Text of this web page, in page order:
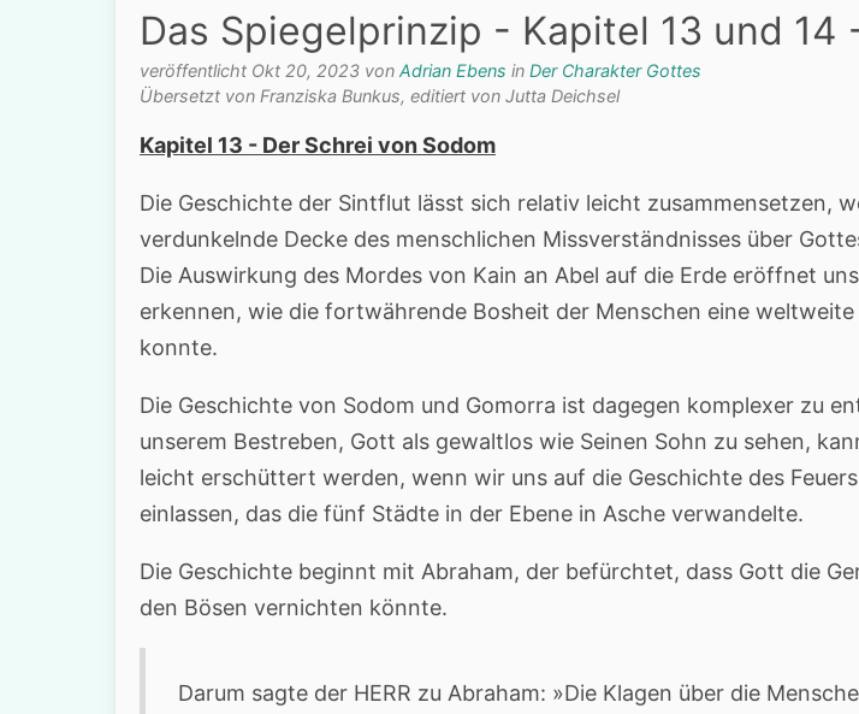
Das Spiegelprinzip - Kapitel 13 und 14
veröffentlicht Okt 20, 2023 von Adrian Ebens in Der Charakter Gottes
Übersetzt von Franziska Bunkus, editiert von Jutta Deichsel
Kapitel 13 - Der Schrei von Sodom
Die Geschichte der Sintflut lässt sich relativ leicht zusammensetzen,
verdunkelnde Decke des menschlichen Missverständnisses über
Die Auswirkung des Mordes von Kain an Abel auf die Erde eröffnet
erkennen, wie die fortwährende Bosheit der Menschen eine
konnte.
Die Geschichte von Sodom und Gomorra ist dagegen komplexer zu
unserem Bestreben, Gott als gewaltlos wie Seinen Sohn zu sehen,
leicht erschüttert werden, wenn wir uns auf die Geschichte des
einlassen, das die fünf Städte in der Ebene in Asche verwandelte.
Die Geschichte beginnt mit Abraham, der befürchtet, dass Gott die
den Bösen vernichten könnte.
Darum sagte der HERR zu Abraham: »Die Klagen über die